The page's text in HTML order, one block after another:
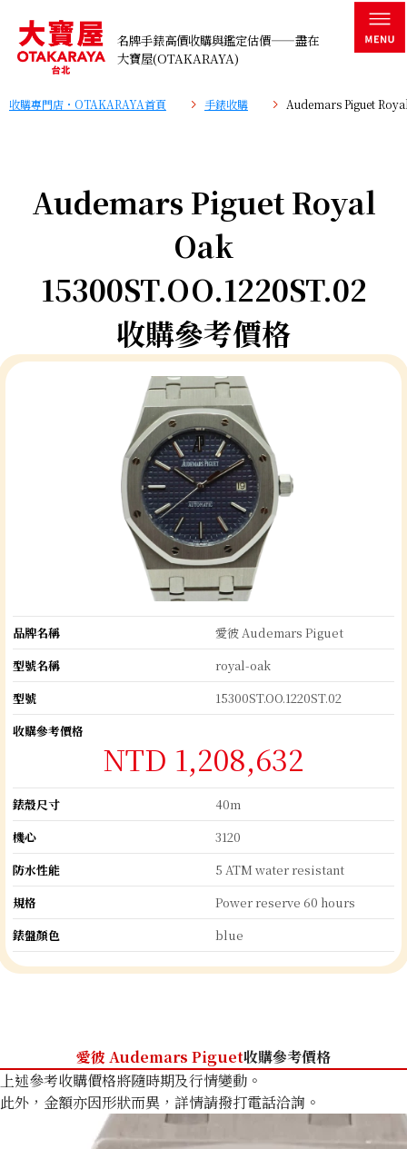
名牌手錶高價收購與鑑定估價——盡在
大寶屋(OTAKARAYA)
收購專門店・OTAKARAYA首頁 手錶收購 Audemars Piguet
Audemars Piguet Royal
Oak
15300ST.OO.1220ST.02
收購參考價格
品牌名稱
愛彼 Audemars Piguet
型號名稱
royal-oak
型號
15300ST.OO.1220ST.02
收購參考價格
NTD 1,208,632
錶殼尺寸
40m
機心
3120
防水性能
5 ATM water resistant
規格
Power reserve 60 hours
錶盤顏色
blue
愛彼 Audemars Piguet收購參考價格
上述參考收購價格將隨時期及行情變動。
此外，金額亦因形狀而異，詳情請撥打電話洽詢。